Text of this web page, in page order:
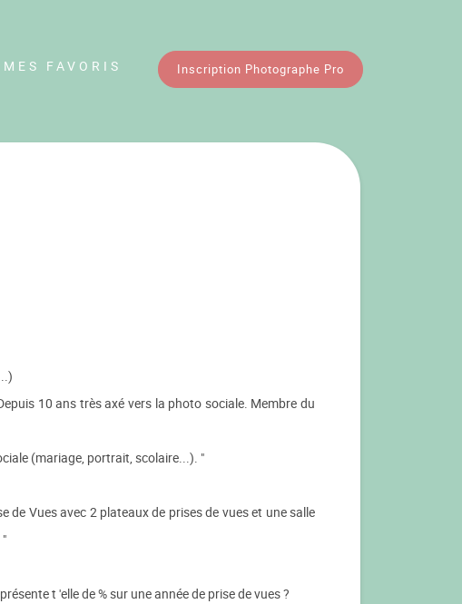
MES FAVORIS Inscription Photographe Pro
10 ans très axé vers la photo sociale. Membre du
(mariage, portrait, scolaire...). "
Vues avec 2 plateaux de prises de vues et une salle
t 'elle de % sur une année de prise de vues ?